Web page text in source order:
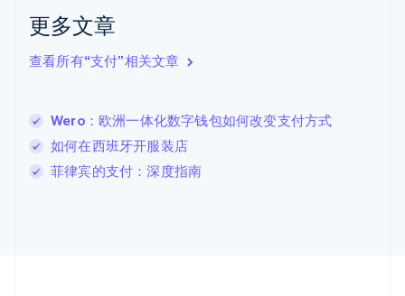
更多文章
查看所有“支付”相关文章
Wero：欧洲一体化数字钱包如何改变支付方式
如何在西班牙开服装店
菲律宾的支付：深度指南
English
English
卢森堡
罗马尼亚
English